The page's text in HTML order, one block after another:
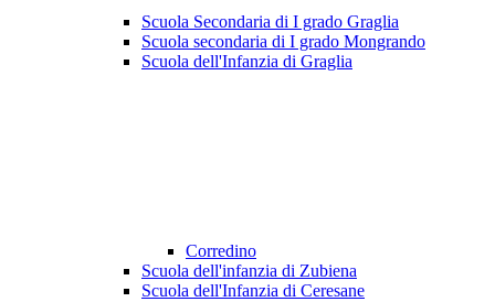
Scuola Secondaria di I grado Graglia
Scuola secondaria di I grado Mongrando
Scuola dell'Infanzia di Graglia
Corredino
Scuola dell'infanzia di Zubiena
Scuola dell'Infanzia di Ceresane